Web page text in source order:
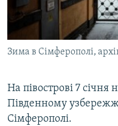
ВІДЕОУРОКИ «ELIFBE»
СВІДЧЕННЯ ОКУПАЦІЇ
УКРАЇНСЬКА ПРОБЛЕМА
Русский
Qırımtatar
Зима в Сімферополі,
На півострові 7 січня
Південному
Сімферополі.